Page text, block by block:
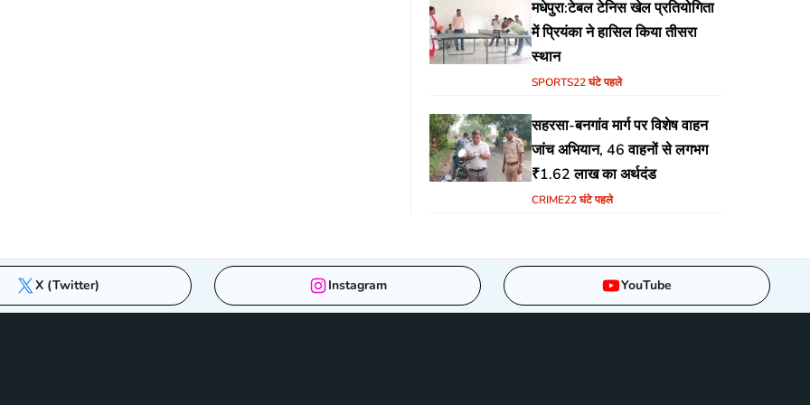
मधेपुरा:टेबल टेनिस खेल प्रतियोगिता
में प्रियंका ने हासिल किया तीसरा
स्थान
SPORTS22 घंटे पहले
सहरसा-बनगांव मार्ग पर विशेष वाहन
जांच अभियान, 46 वाहनों से लगभग
₹1.62 लाख का अर्थदंड
CRIME22 घंटे पहले
X (Twitter) Instagram YouTube